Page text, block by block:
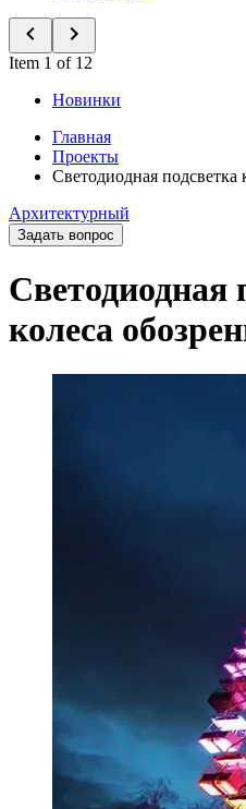
Item 1 of 12
Новинки
Главная
Проекты
Светодиодная подсветка
Архитектурный
Задать вопрос
Светодиодная
колеса